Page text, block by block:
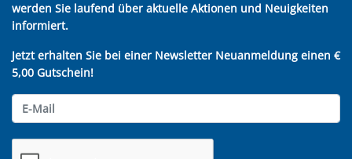
werden Sie laufend über aktuelle Aktionen und Neuigkeiten
informiert.
Jetzt erhalten Sie bei einer Newsletter Neuanmeldung einen €
5,00 Gutschein!